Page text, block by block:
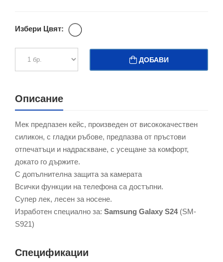
Избери Цвят:
ДОБАВИ
Описание
Мек предпазен кейс, произведен от висококачествен
силикон, с гладки ръбове, предпазва от пръстови
отпечатъци и надраскване, с усещане за комфорт,
докато го държите.
С допълнителна защита за камерата
Всички функции на телефона са достъпни.
Супер лек, лесен за носене.
Изработен специално за: Samsung Galaxy S24 (SM-
S921)
Спецификации